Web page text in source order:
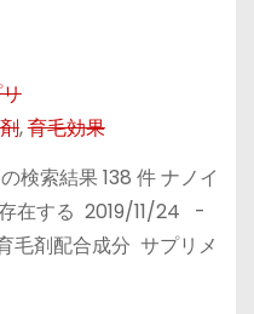
,育毛効果
検索結果 138 件 ナノイ
在する 2019/11/24 -
毛剤配合成分 サプリメ